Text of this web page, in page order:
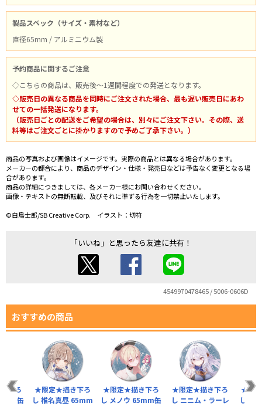
製品スペック（サイズ・素材など）
直径65mm / アルミニウム製
予約商品に関するご注意
◇こちらの商品は、販売後～1週間程度での発送となります。
◇販売日の異なる商品を同時にご注文された場合、最も遅い販売日にあわ
せての一括発送になります。
（販売日ごとの配送をご希望の場合は、別々にご注文下さい。その際、送
料等はご注文ごとに掛かりますので予めご了承下さい。）
商品の写真および画像はイメージです。実際の商品とは異なる場合があります。
メーカーの都合により、商品のデザイン・仕様・発売日などは予告なく変更となる場
合があります。
商品の詳細につきましては、各メーカー様にお問い合わせください。
画像・テキストの無断転載、及びそれに準ずる行為を一切禁止いたします。
©白鳥士郎/SB Creative Corp. イラスト：切符
「いいね」と思ったら友達に共有！
4549970478465 / 5006-0606D
おすすめの商品
★限定★描き下ろ
し メノウ 65mm缶
★限定★描き下ろ
し ニニム・ラーレ
★限
し テ
下ろ
缶
★限定★描き下ろ
し 椎名真昼 65mm